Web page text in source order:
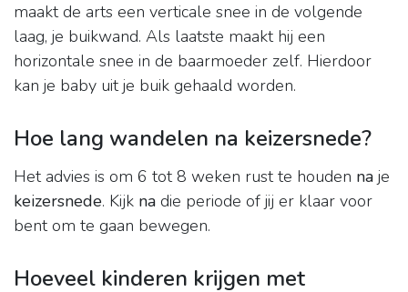
maakt de arts een verticale snee in de volgende
laag, je buikwand. Als laatste maakt hij een
horizontale snee in de baarmoeder zelf. Hierdoor
kan je baby uit je buik gehaald worden.
Hoe lang wandelen na keizersnede?
Het advies is om 6 tot 8 weken rust te houden na je
keizersnede. Kijk na die periode of jij er klaar voor
bent om te gaan bewegen.
Hoeveel kinderen krijgen met